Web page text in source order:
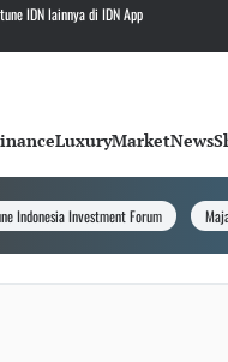
IDNlainnya di IDN App
LuxuryMarketNews
Indonesia Investment Forum